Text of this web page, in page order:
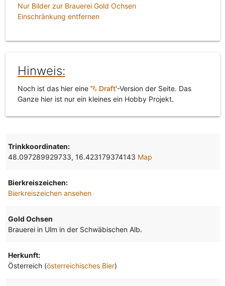
Nur Bilder zur Brauerei Gold Ochsen
Einschränkung entfernen
Hinweis:
Noch ist das hier eine ' Draft'-Version der Seite. Das
Ganze hier ist nur ein kleines ein Hobby Projekt.
Trinkkoordinaten:
48.097289929733, 16.423179374143 Map
Bierkreiszeichen:
Bierkreiszeichen ansehen
Gold Ochsen
Brauerei in Ulm in der Schwäbischen Alb.
Herkunft:
Österreich (österreichisches Bier)